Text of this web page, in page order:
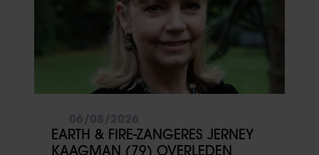
partners voor social media, adverteren en analyse. Deze
partners kunnen deze gegevens combineren met andere
informatie die u aan ze heeft verstrekt of die ze hebben
verzameld op basis van uw gebruik van hun services. U
gaat akkoord met onze cookies als u onze website blijft
EARTH & FIRE-ZANGERES JERNEY
KAAGMAN (79) OVERLEDEN